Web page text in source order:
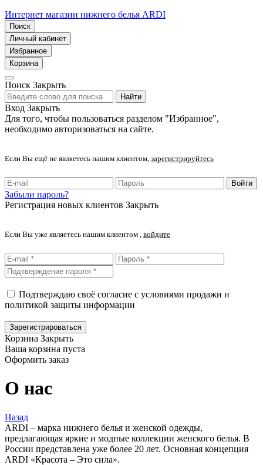
Интернет магазин нижнего белья ARDI
Поиск
Личный кабинет
Избранное
Корзина
Поиск Закрыть
Найти
Вход Закрыть
Для того, чтобы пользоваться разделом "Избранное",
необходимо авторизоваться на сайте.
Если Вы ещё не являетесь нашим клиентом, зарегистрируйтесь
Войти
Забыли пароль?
Регистрация новых клиентов Закрыть
Если Вы уже являетесь нашим клиентом , войдите
Подтверждаю своё согласие с условиями продажи и
политикой защиты информации
Зарегистрироваться
Корзина Закрыть
Ваша корзина пуста
Оформить заказ
О нас
Назад
ARDI – марка нижнего белья и женской одежды,
предлагающая яркие и модные коллекции женского белья. В
России представлена уже более 20 лет. Основная концепция
ARDI «Красота – Это сила».